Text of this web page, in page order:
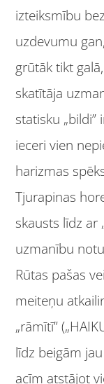
izteiksmību
uzdevumu
grūtāk tikt
skatītāja
statisku
ieceri vien
harizmas
Tjurapinas
skausts līdz ar
uzmanību
Rūtas pašas
meiteņu
„rāmītī”
līdz beigām
acīm atstājot